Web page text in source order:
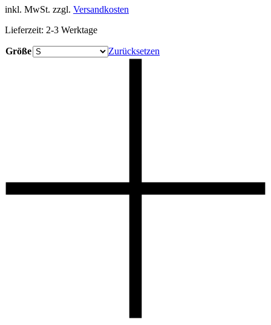
war:
ist:
inkl. MwSt. zzgl. Versandkosten
Lieferzeit: 2-3 Werktage
Größe Zurücksetzen